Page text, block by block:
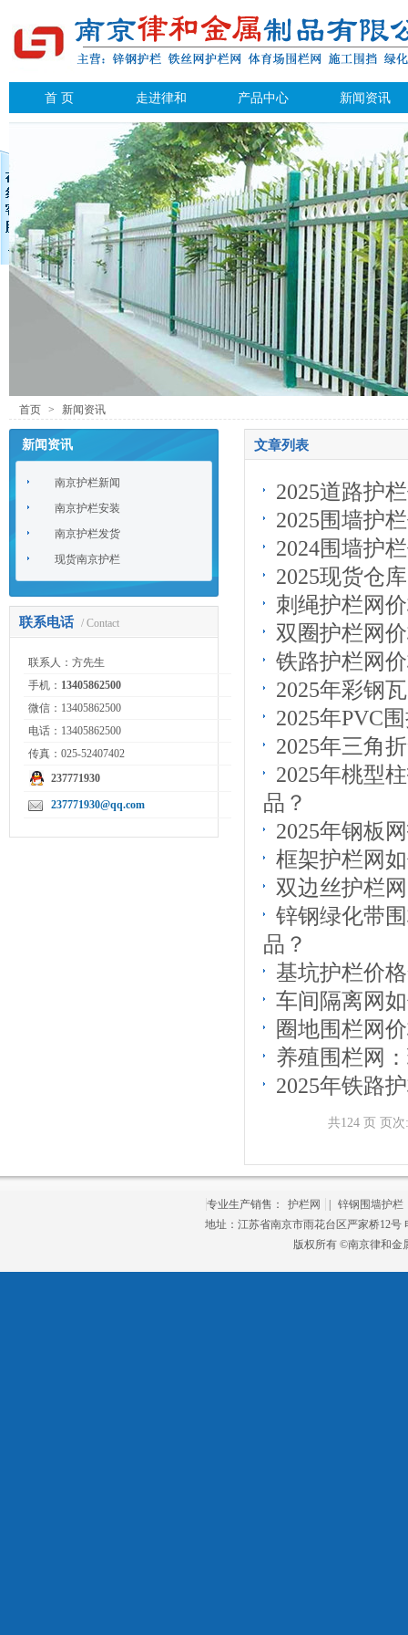
首 页 走进律和 产品中心 新闻资讯
首页 > 新闻资讯
新闻资讯
南京护栏新闻
南京护栏安装
南京护栏发货
现货南京护栏
联系电话 / Contact
联系人：方先生
手机： 13405862500
微信：13405862500
电话：13405862500
传真：025-52407402
237771930
237771930@qq.com
文章列表
2025道路护
2025围墙护
2024围墙护
2025现货仓
刺绳护栏网
双圈护栏网
铁路护栏网
2025年彩钢
2025年PVC
2025年三角
2025年桃型
品？
2025年钢板
框架护栏网
双边丝护栏
锌钢绿化带
品？
基坑护栏价
车间隔离网
圈地围栏网
养殖围栏网
2025年铁路
共124 页 页
专业生产销售： 护栏网
锌钢围墙护栏
地址：江苏省南京市雨花台区严家桥12号
版权所有 ©南京律和金